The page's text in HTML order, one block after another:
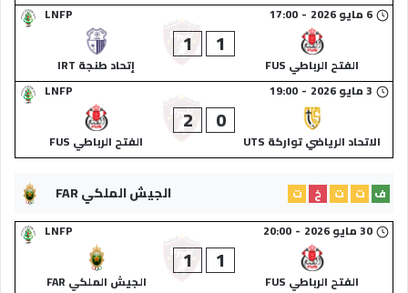
LNFP
6 مايو 2026 -
17:00
الفتح الرباطي FUS
1
1
إتحاد طنجة IRT
LNFP
3 مايو 2026 -
19:00
الاتحاد الرياضي تواركة UTS
0
2
الفتح الرباطي FUS
الجيش الملكي FAR ف ت ت خ
ت
LNFP
30 مايو 2026 -
20:00
الفتح الرباطي FUS
1
1
الجيش الملكي FAR